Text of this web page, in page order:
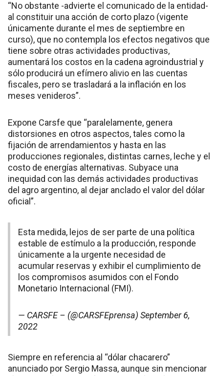
“No obstante -advierte el comunicado de la entidad-
al constituir una acción de corto plazo (vigente
únicamente durante el mes de septiembre en
curso), que no contempla los efectos negativos que
tiene sobre otras actividades productivas,
aumentará los costos en la cadena agroindustrial y
sólo producirá un efímero alivio en las cuentas
fiscales, pero se trasladará a la inflación en los
meses venideros”.
Expone Carsfe que “paralelamente, genera
distorsiones en otros aspectos, tales como la
fijación de arrendamientos y hasta en las
producciones regionales, distintas carnes, leche y el
costo de energías alternativas. Subyace una
inequidad con las demás actividades productivas
del agro argentino, al dejar anclado el valor del dólar
oficial”.
Esta medida, lejos de ser parte de una política
estable de estímulo a la producción, responde
únicamente a la urgente necesidad de
acumular reservas y exhibir el cumplimiento de
los compromisos asumidos con el Fondo
Monetario Internacional (FMI).
— CARSFE – (@CARSFEprensa) September 6,
2022
Siempre en referencia al “dólar chacarero”
anunciado por Sergio Massa, aunque sin mencionar